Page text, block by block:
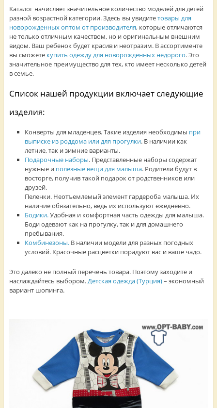
Каталог начисляет значительное количество моделей для детей
разной возрастной категории. Здесь вы увидитетовары для
новорожденных оптом от производителя, которые отличаются
не только отличным качеством, но и оригинальным внешним
видом. Ваш ребенок будет красив и неотразим. В ассортименте
вы сможете купить одежду для новорожденных недорого. Это
значительное преимущество для тех, кто имеет несколько детей
в семье.
Список нашей продукции включает следующие
изделия:
Конверты для младенцев. Такие изделия необходимы при
выписке из роддома или для прогулки. В наличии как
летние, так и зимние варианты.
Подарочные наборы. Представленные наборы содержат
нужные и полезные вещи для малыша. Родители будут в
восторге, получив такой подарок от родственников или
друзей.
Пеленки. Неотъемлемый элемент гардероба малыша. Их
наличие обязательно, ведь их используют ежедневно.
Бодики.Удобная и комфортная часть одежды для малыша.
Боди одевают как на прогулку, так и для домашнего
пребывания.
Комбинезоны. В наличии модели для разных погодных
условий. Красочные расцветки порадуют вас и ваше чадо.
Это далеко не полный перечень товара. Поэтому заходите и
наслаждайтесь выбором.Детская одежда (Турция)– экономный
вариант шопинга.